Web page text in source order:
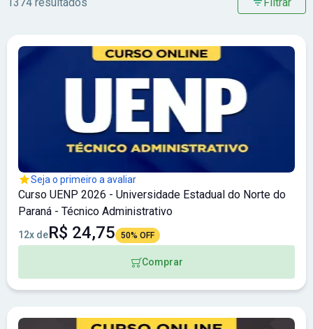
Seja o primeiro a avaliar
Curso UENP 2026 - Universidade Estadual do Norte do
Paraná - Técnico Administrativo
12x deR$ 24,75 50% OFF
Comprar